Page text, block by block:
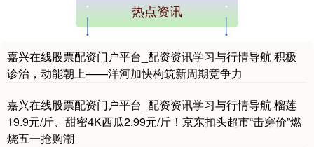
热点资讯
嘉兴在线股票配资门户平台_配资资讯学习与行情导航 积极
诊治，动能朝上——洋河加快构筑新周期竞争力
嘉兴在线股票配资门户平台_配资资讯学习与行情导航 榴莲
19.9元/斤、甜密4K西瓜2.99元/斤！京东扣头超市“击穿价”燃
烧五一抢购潮